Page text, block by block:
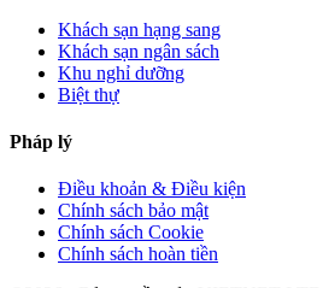
Khách sạn hạng sang
Khách sạn ngân sách
Khu nghỉ dưỡng
Biệt thự
Pháp lý
Điều khoản & Điều kiện
Chính sách bảo mật
Chính sách Cookie
Chính sách hoàn tiền